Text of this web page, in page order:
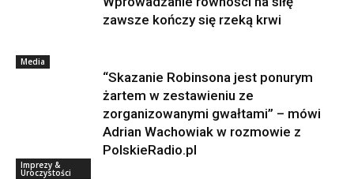
zawsze kończy się rzeką krwi
Media
“Skazanie Robinsona jest ponurym
żartem w zestawieniu ze
zorganizowanymi gwałtami” – mówi
Adrian Wachowiak w rozmowie z
PolskieRadio.pl
Imprezy &
Uroczystości